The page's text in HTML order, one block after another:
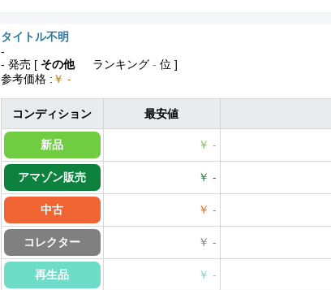
タイトル不明
-
- 発売 [ その他 ランキング - 位 ]
参考価格 : ￥ -
コンディション 最安値
新品 ￥ -
アマゾン販売 ￥ -
中古 ￥ -
コレクター ￥ -
再生品 ￥ -